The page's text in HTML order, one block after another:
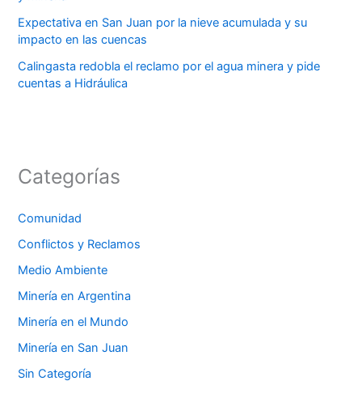
Expectativa en San Juan por la nieve acumulada y su
impacto en las cuencas
Calingasta redobla el reclamo por el agua minera y pide
cuentas a Hidráulica
Categorías
Comunidad
Conflictos y Reclamos
Medio Ambiente
Minería en Argentina
Minería en el Mundo
Minería en San Juan
Sin Categoría